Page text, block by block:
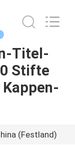
Titel-
Stifte
(Festland)